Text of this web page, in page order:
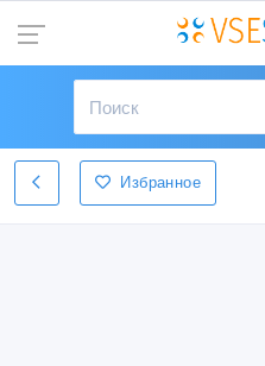
Избранное